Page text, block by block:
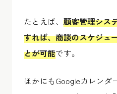
たとえば、 顧客管理シス
すれば、商談のスケジュ
とが可能です。
ほかにもGoogleカレンダ